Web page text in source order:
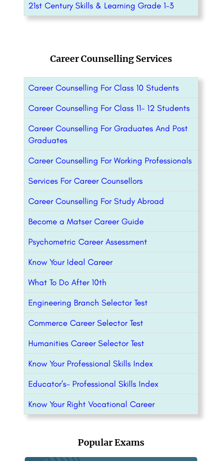
21st Century Skills & Learning Grade 1-3
Career Counselling Services
Career Counselling For Class 10 Students
Career Counselling For Class 11- 12 Students
Career Counselling For Graduates And Post
Graduates
Career Counselling For Working Professionals
Services For Career Counsellors
Career Counselling For Study Abroad
Become a Matser Career Guide
Psychometric Career Assessment
Know Your Ideal Career
What To Do After 10th
Engineering Branch Selector Test
Commerce Career Selector Test
Humanities Career Selector Test
Know Your Professional Skills Index
Educator’s- Professional Skills Index
Know Your Right Vocational Career
Popular Exams